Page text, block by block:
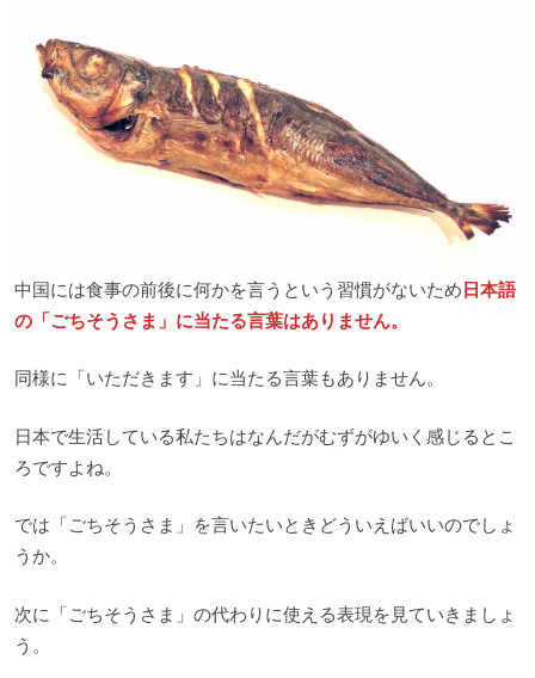
中国には食事の前後に何かを言うという習慣がないため日本語
の「ごちそうさま」に当たる言葉はありません。
同様に「いただきます」に当たる言葉もありません。
日本で生活している私たちはなんだがむずがゆいく感じるとこ
ろですよね。
では「ごちそうさま」を言いたいときどういえばいいのでしょ
うか。
次に「ごちそうさま」の代わりに使える表現を見ていきましょ
う。